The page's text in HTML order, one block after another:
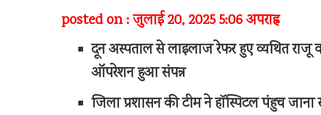
posted on : जुलाई 20, 2025 5:06 अपराह्न
दून अस्पताल से लाइलाज रेफर हुए व्यथित राजू
ऑपरेशन हुआ संपन्न
जिला प्रशासन की टीम ने हॉस्पिटल पंहुच जाना